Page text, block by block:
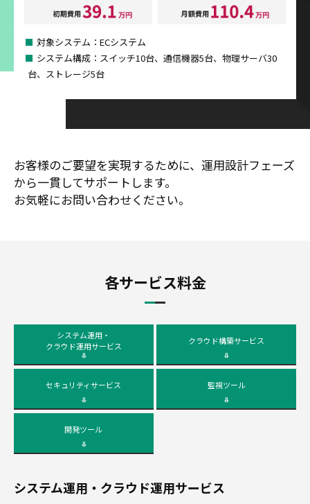
対象システム：ECシステム
システム構成：スイッチ10台、通信機器5台、物理サーバ30
台、ストレージ5台
お客様のご要望を実現するために、運用設計フェーズ
から一貫してサポートします。
お気軽にお問い合わせください。
各サービス料金
システム運用・
クラウド運用サービス
クラウド構築サービス
セキュリティサービス 監視ツール
開発ツール
システム運用・クラウド運用サービス